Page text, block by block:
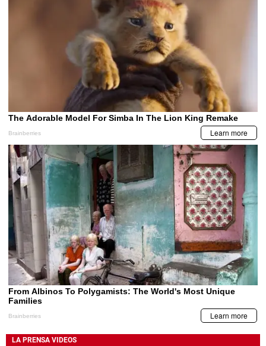
LA PRENSA VIDEOS